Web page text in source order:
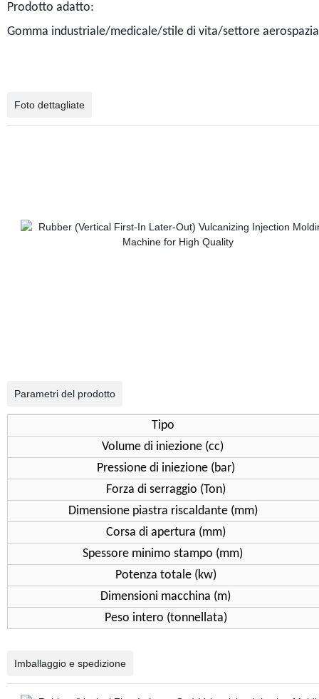
Prodotto adatto:
Gomma industriale/medicale/stile di vita/settore
Foto dettagliate
Parametri del prodotto
Tipo
Volume di iniezione (cc)
Pressione di iniezione (bar)
Forza di serraggio (Ton)
Dimensione piastra riscaldante (mm)
Corsa di apertura (mm)
Spessore minimo stampo (mm)
Potenza totale (kw)
Dimensioni macchina (m)
Peso intero (tonnellata)
Imballaggio e spedizione